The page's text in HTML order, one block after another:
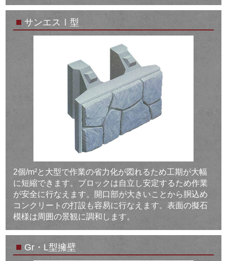
■ サンエスⅠ型
2個/m²と大型で作業の省力化が図れるため工期が大幅
に短縮できます。ブロックは自立し安定するため作業
が安全に行なえます。開口部が大きいことから胴込め
コンクリートの打設も容易に行なえます。表面の擬石
模様は周囲の景観に調和します。
■ Gr・L型擁壁